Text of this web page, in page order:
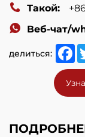
Такой:
Веб-чат/
делиться: